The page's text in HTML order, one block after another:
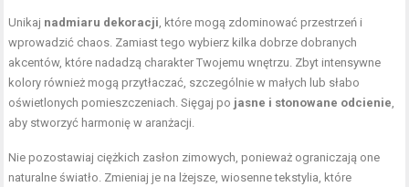
Unikaj nadmiaru dekoracji, które mogą zdominować przestrzeń i
wprowadzić chaos. Zamiast tego wybierz kilka dobrze dobranych
akcentów, które nadadzą charakter Twojemu wnętrzu. Zbyt intensywne
kolory również mogą przytłaczać, szczególnie w małych lub słabo
oświetlonych pomieszczeniach. Sięgaj po jasne i stonowane odcienie,
aby stworzyć harmonię w aranżacji.
Nie pozostawiaj ciężkich zasłon zimowych, ponieważ ograniczają one
naturalne światło. Zmieniaj je na lżejsze, wiosenne tekstylia, które